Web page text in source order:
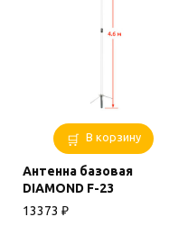
В корзину
Антенна базовая
DIAMOND F-23
13373 ₽